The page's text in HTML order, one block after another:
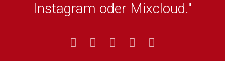
Instagram oder Mixcloud."